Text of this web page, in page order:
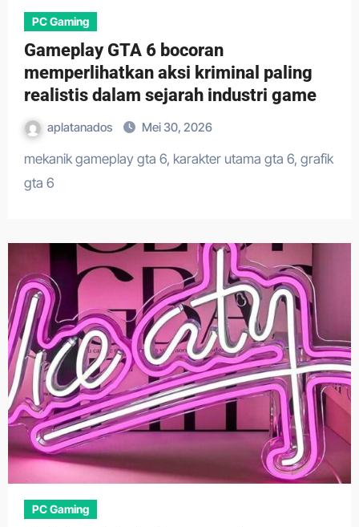
PC Gaming
Gameplay GTA 6 bocoran
memperlihatkan aksi kriminal paling
realistis dalam sejarah industri game
aplatanados Mei 30, 2026
mekanik gameplay gta 6, karakter utama gta 6, grafik
gta 6
PC Gaming